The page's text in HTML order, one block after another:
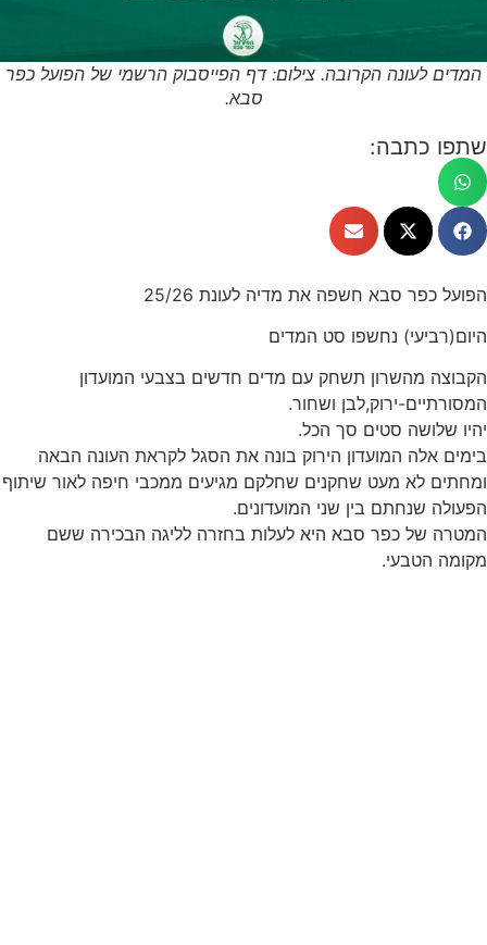
המדים לעונה הקרובה. צילום: דף הפייסבוק הרשמי של הפועל כפר
סבא.
שתפו כתבה:
הפועל כפר סבא חשפה את מדיה לעונת 25/26
היום(רביעי) נחשפו סט המדים
הקבוצה מהשרון תשחק עם מדים חדשים בצבעי המועדון
המסורתיים-ירוק,לבן ושחור.
יהיו שלושה סטים סך הכל.
בימים אלה המועדון הירוק בונה את הסגל לקראת העונה הבאה
ומחתים לא מעט שחקנים שחלקם מגיעים ממכבי חיפה לאור שיתוף
הפעולה שנחתם בין שני המועדונים.
המטרה של כפר סבא היא לעלות בחזרה לליגה הבכירה ששם
מקומה הטבעי.